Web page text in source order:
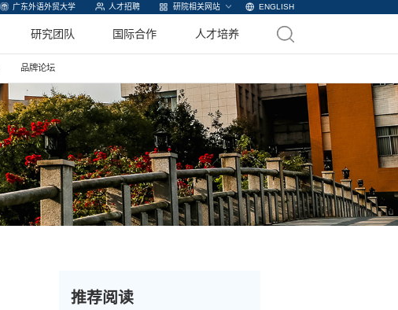
广东外语外贸大学 人才招聘 研院相关网站 ENGLISH
研究团队 国际合作 人才培养
品牌论坛
推荐阅读